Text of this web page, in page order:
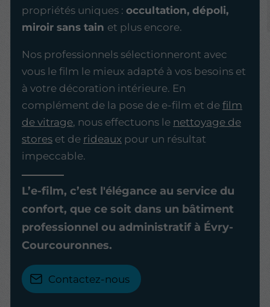
propriétés uniques :occultation, dépoli,
miroir sans tain et plus encore.
Nos professionnels sélectionneront avec
vous le film le mieux adapté à vos besoins et
à votre décoration intérieure. En
complément de la pose de e-film et defilm
de vitrage, nous effectuons le nettoyage de
stores et de rideaux pour un résultat
impeccable.
L’e-film, c’est l'élégance au service du
confort, que ce soit dans un bâtiment
professionnel ou administratif à Évry-
Courcouronnes.
Contactez-nous